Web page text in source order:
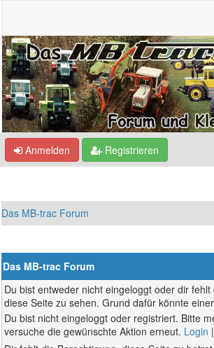
Anmelden Registrieren
Das MB-trac Forum
Das MB-trac Forum
Du bist entweder nicht eingeloggt oder dir
diese Seite zu sehen. Grund dafür könnte
Du bist nicht eingeloggt oder registriert. Bitte
versuche die gewünschte Aktion erneut. Login |